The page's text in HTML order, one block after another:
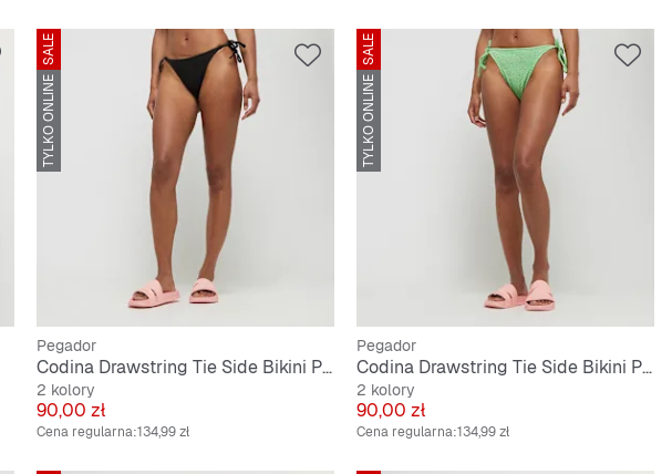
SALE
TYLKO ONLINE
Pegador
Codina Drawstring Tie Side Bikini Panty
2 kolory
Cena
90,00 zł
Cena regularna:134,99 zł
SALE
TYLKO ONLINE
Pegador
Codina Drawstring Tie Side Bikini Panty
2 kolory
Cena
90,00 zł
Cena regularna:134,99 zł